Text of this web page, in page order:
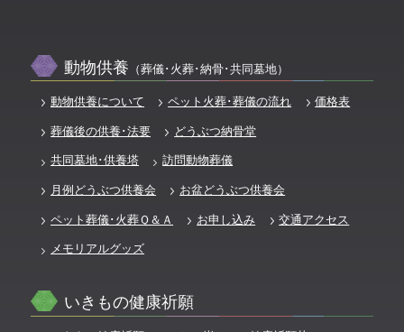
動物供養 （葬儀･火葬･納骨･共同墓地）
動物供養について
ペット火葬･葬儀の流れ
価格表
葬儀後の供養･法要
どうぶつ納骨堂
共同墓地･供養塔
訪問動物葬儀
月例どうぶつ供養会
お盆どうぶつ供養会
ペット葬儀･火葬Ｑ＆Ａ
お申し込み
交通アクセス
メモリアルグッズ
いきもの健康祈願